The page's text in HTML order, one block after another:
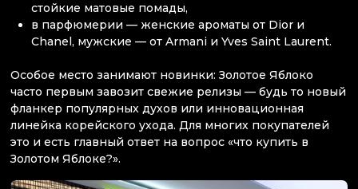
стойкие матовые помады,
в парфюмерии — женские ароматы от Dior и
Chanel, мужские — от Armani и Yves Saint Laurent.
Особое место занимают новинки: Золотое Яблоко
часто первым завозит свежие релизы — будь то новый
фланкер популярных духов или инновационная
линейка корейского ухода. Для многих покупателей
это и есть главный ответ на вопрос «что купить в
Золотом Яблоке?».